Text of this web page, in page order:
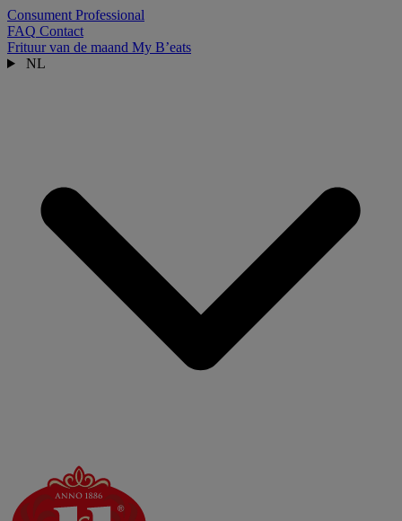
Consument Professional
FAQ Contact
Frituur van de maand My B’eats
NL